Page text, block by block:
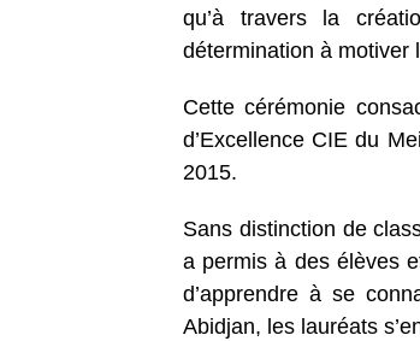
qu’à travers la
détermination à motiver
Cette cérémonie
d’Excellence CIE du
2015.
Sans distinction de
a permis à des élèves
d’apprendre à se
Abidjan, les lauréats